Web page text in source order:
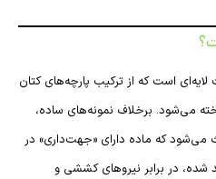
لایه‌ای است که از ترکیب پارچه‌های کتان
می‌شود. برخلاف نمونه‌های ساده،
می‌شود که ماده دارای «جهت‌داری» در
شده، در برابر نیروهای کششی و